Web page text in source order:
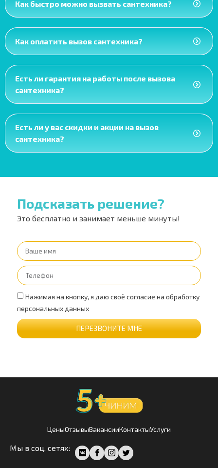
Как быстро можно вызвать сантехника?
Как оплатить вызов сантехника?
Есть ли гарантия на работы после вызова
сантехника?
Есть ли у вас скидки и акции на вызов
сантехника?
Подсказать решение?
Это бесплатно и занимает меньше минуты!
Нажимая на кнопку, я даю своё согласие на обработку
персональных данных
ПЕРЕЗВОНИТЕ МНЕ
ЦеныОтзывыВакансииКонтактыУслуги
Мы в соц. сетях: